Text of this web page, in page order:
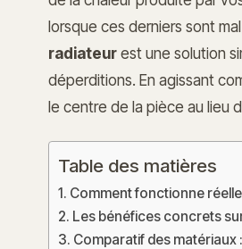
lorsque ces derniers sont
radiateurest une solution
déperditions. En agissant
le centre de la pièce au lieu
Table des matières
Comment fonctionne
Les bénéfices concrets
Comparatif des matériaux